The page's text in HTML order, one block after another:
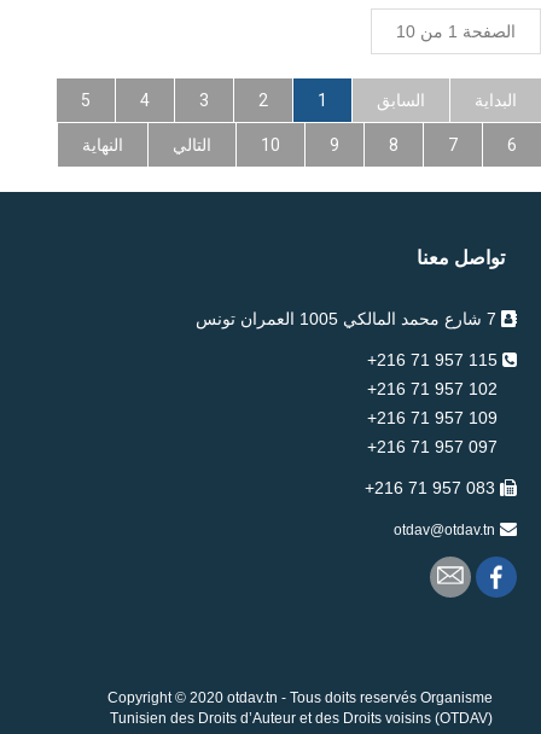
الصفحة 1 من 10
البداية السابق 1
2
3
4
5
6
7
8
9
10 التالي النهاية
تواصل معنا
otdav@otdav.tn
Copyright © 2020 otdav.tn - Tous doits reservés Organisme
Tunisien des Droits d’Auteur et des Droits voisins (OTDAV)